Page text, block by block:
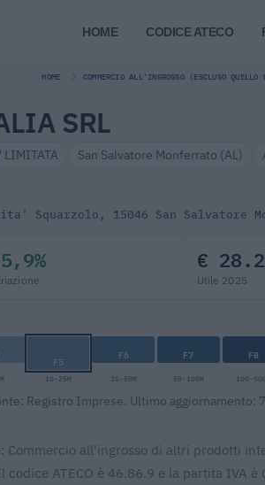
HOME CODICE ATECO
HOME COMMERCIO ALL'INGROSSO (ESCLUSO
SRL
LIMITATA San Salvatore Monferrato (AL)
Squarzolo, 15046 San Salvatore
€
Utile 2025
F5 F6 F7 F8
10-25M 25-50M 50-100M 100-
Registro Imprese. Ultimo aggiornamento:
Commercio all'ingrosso di altri prodotti
ATECO è 46.86.9 e la partita IVA